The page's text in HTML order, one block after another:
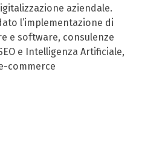
aziendale.
l’implementazione di
e software, consulenze
e Intelligenza Artificiale,
commerce